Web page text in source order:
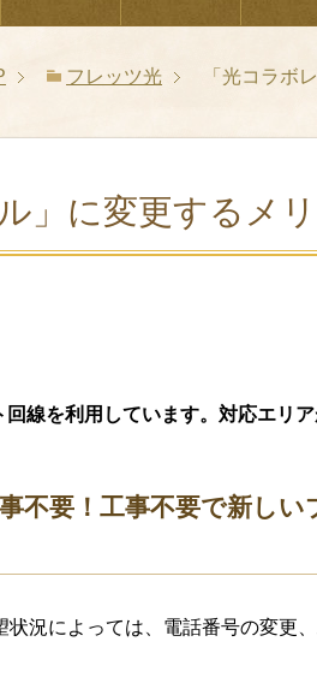
フレッツ光 「光コラボ
」に変更するメ
線を利用しています。対応エリア
不要！工事不要で新しい
況によっては、電話番号の変更